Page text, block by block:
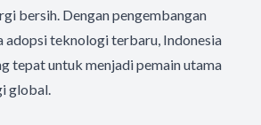
bersih. Dengan pengembangan
adopsi teknologi terbaru, Indonesia
tepat untuk menjadi pemain utama
global.